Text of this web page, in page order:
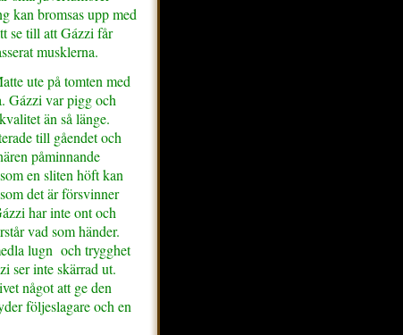
kan bromsas upp med
se till att Gázzi får
musklerna.
ute på tomten med
Gázzi var pigg och
än så länge.
till gåendet och
påminnande
en sliten höft kan
det är försvinner
har inte ont och
vad som händer.
lugn och trygghet
ser inte skärrad ut.
något att ge den
följeslagare och en